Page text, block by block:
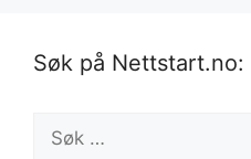
Søk på Nettstart.no:
etter: